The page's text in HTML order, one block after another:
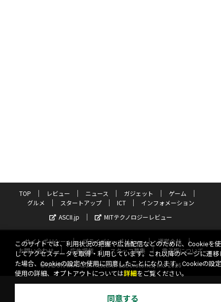
TOP レビュー ニュース ガジェット
ゲーム
グルメ
スタートアップ ICT
インフォメーション
ASCII.jp
MITテクノロジーレビュー
サイトポリシー プライバシーポリシー
運営会社
お問い合わせ
広告掲載 スタッフ募集
電子版について
©KADOKAWA ASCII Research Laboratories, Inc. 2026
このサイトでは、利用状況の把握や広告配信などのために、Cookieを
してアクセスデータを取得・利用しています。これ以降のページに遷移
た場合、Cookieの設定や使用に同意したことになります。Cookieの設
使用の詳細、オプトアウトについては詳細 をご覧ください。
同意する